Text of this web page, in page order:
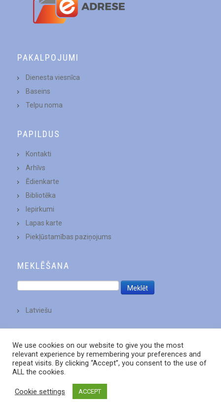
PAKALPOJUMI
Dienesta viesnīca
Baseins
Telpu noma
PAPILDUS
Kontakti
Arhīvs
Ēdienkarte
Bibliotēka
Iepirkumi
Lapas karte
Piekļūstamības paziņojums
MEKLĒŠANA
Latviešu
We use cookies on our website to give you the most
relevant experience by remembering your preferences and
repeat visits. By clicking “Accept”, you consent to the use of
ALL the cookies.
Cookie settings ACCEPT